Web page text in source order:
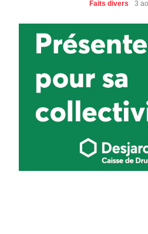
Faits divers 3